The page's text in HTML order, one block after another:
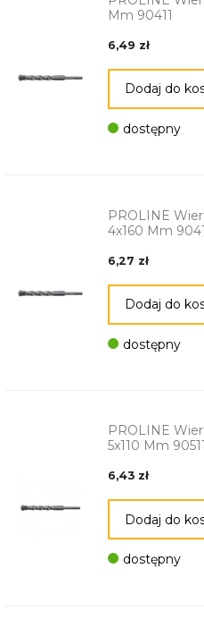
Mm 90411
6,49 zł
Dodaj do
dostępny
PROLINE
4x160 Mm
6,27 zł
Dodaj do
dostępny
PROLINE
5x110 Mm
6,43 zł
Dodaj do
dostępny